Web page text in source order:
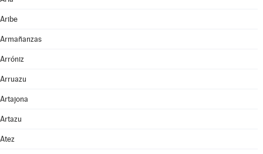
Aribe
Armañanzas
Arróniz
Arruazu
Artajona
Artazu
Atez